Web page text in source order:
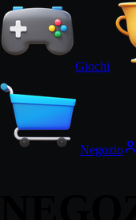
Giochi
Negozio